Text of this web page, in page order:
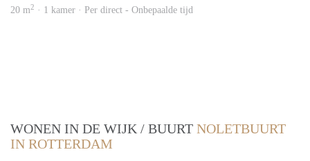
20 m2 · 1 kamer · Per direct - Onbepaalde tijd
WONEN IN DE WIJK / BUURT NOLETBUURT
IN ROTTERDAM